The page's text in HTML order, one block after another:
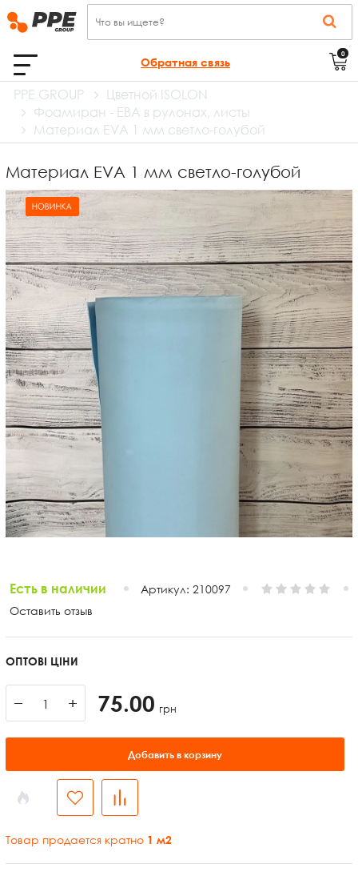
Обратная связь
0
PPE GROUP
Цветной ISOLON
Фоамиран - ЕВА в рулонах, листы
Материал EVA 1 мм светло-голубой
Материал EVA 1 мм светло-голубой
Есть в наличии Артикул: 210097
Оставить отзыв
ОПТОВІ ЦІНИ
− + 75.00 грн
Добавить в корзину
Товар продается кратно 1 м2